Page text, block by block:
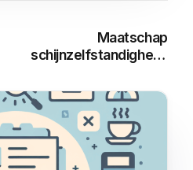
Maatschap
schijnzelfstandigheid:
weten over de Wet